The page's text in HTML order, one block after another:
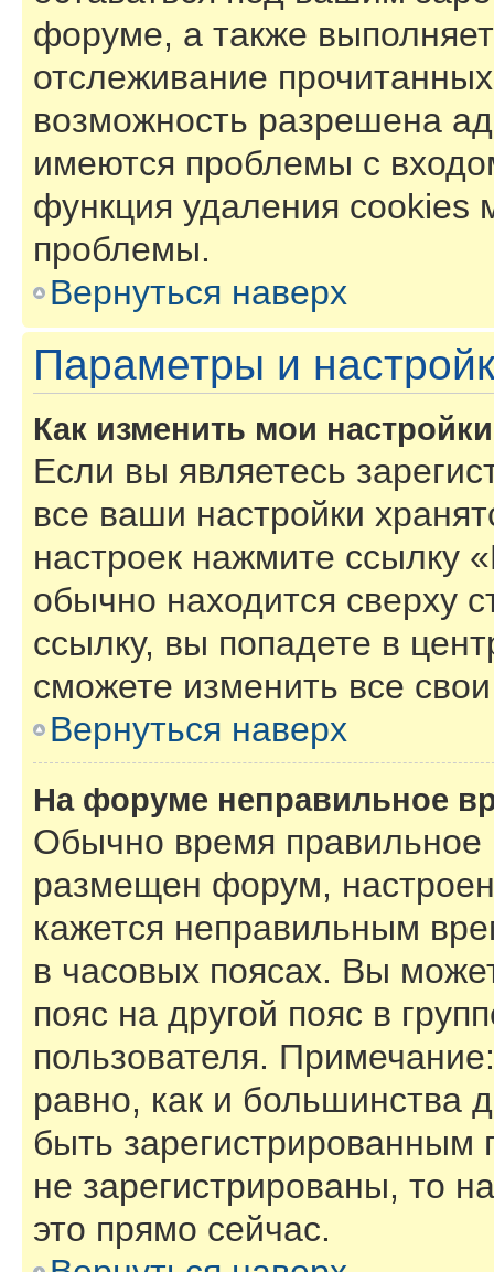
форуме, а также
отслеживание
возможность разрешена
имеются проблемы с
функция удаления cookies
проблемы.
Вернуться наверх
Параметры и
Как изменить мои
Если вы являетесь
все ваши настройки
настроек нажмите ссылку
обычно находится сверху
ссылку, вы попадете в
сможете изменить все
Вернуться наверх
На форуме неправильное
Обычно время правильное
размещен форум,
кажется неправильным
в часовых поясах. Вы
пояс на другой пояс в
пользователя.
равно, как и большинства
быть
не зарегистрированы, то
это прямо сейчас.